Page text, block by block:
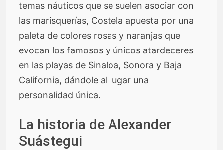
temas náuticos que se suelen asociar con
las marisquerías, Costela apuesta por una
paleta de colores rosas y naranjas que
evocan los famosos y únicos atardeceres
en las playas de Sinaloa, Sonora y Baja
California, dándole al lugar una
personalidad única.
La historia de Alexander
Suástegui